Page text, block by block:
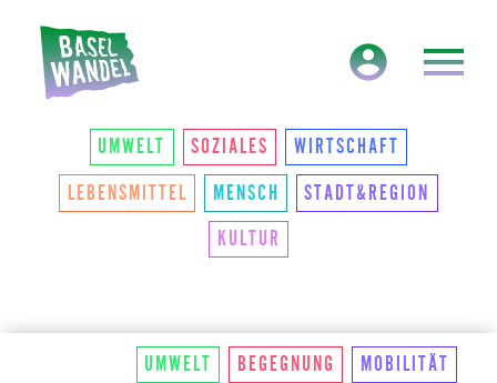
HAUPTNAVIGATION
THEMEN
UMWELT SOZIALES WIRTSCHAFT
LEBENSMITTEL MENSCH STADT&REGION
KULTUR
UMWELT BEGEGNUNG MOBILITÄT